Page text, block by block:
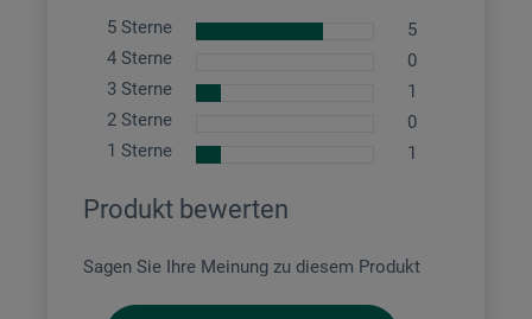
5 Sterne
5
4 Sterne
0
3 Sterne
1
2 Sterne
0
1 Sterne
1
Produkt bewerten
Sagen Sie Ihre Meinung zu diesem Produkt